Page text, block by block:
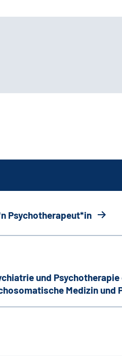
Psychotherapeut*in
und Psychotherapie
Medizin und